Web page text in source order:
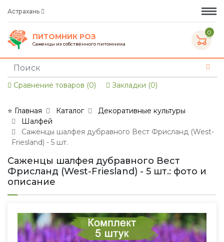
Астрахань
ПИТОМНИК РОЗ
Саженцы из собственного питомника
0
Сравнение товаров (0) Закладки (0)
⭐ Главная Каталог
Декоративные культуры
Шалфей
Саженцы шалфея дубравного Вест Фрисланд (West-
Friesland) - 5 шт.
Саженцы шалфея дубравного Вест
Фрисланд (West-Friesland) - 5 шт.: фото и
описание